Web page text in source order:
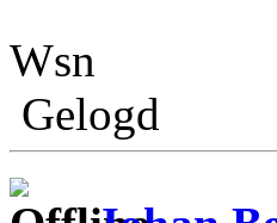
Wsn
Gelogd